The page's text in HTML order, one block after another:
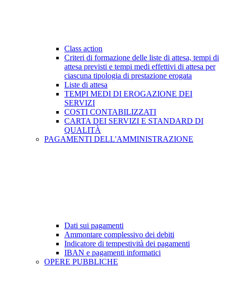
Class action
Criteri di formazione delle liste di attesa, tempi di
attesa previsti e tempi medi effettivi di attesa per
ciascuna tipologia di prestazione erogata
Liste di attesa
TEMPI MEDI DI EROGAZIONE DEI
SERVIZI
COSTI CONTABILIZZATI
CARTA DEI SERVIZI E STANDARD DI
QUALITÀ
PAGAMENTI DELL'AMMINISTRAZIONE
Dati sui pagamenti
Ammontare complessivo dei debiti
Indicatore di tempestività dei pagamenti
IBAN e pagamenti informatici
OPERE PUBBLICHE